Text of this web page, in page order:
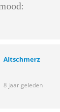
Altschmerz
8 jaar geleden